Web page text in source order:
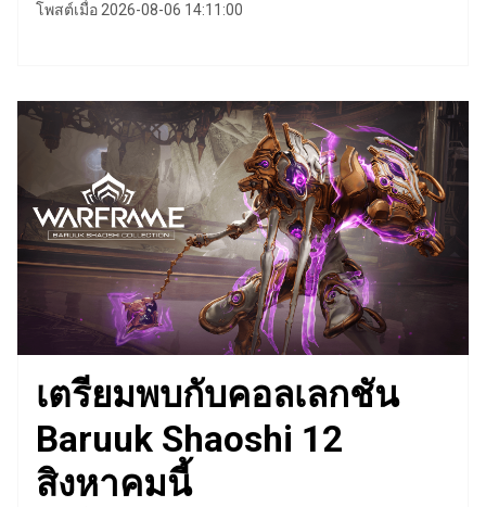
โพสต์เมื่อ 2026-08-06 14:11:00
เตรียมพบกับคอลเลกชัน
Baruuk Shaoshi 12
สิงหาคมนี้